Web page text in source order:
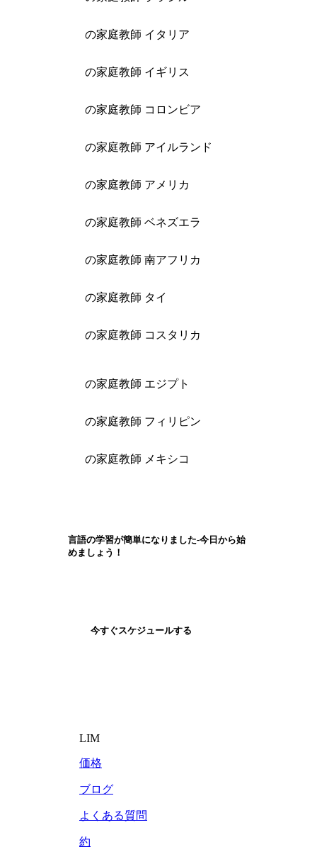
の家庭教師 イタリア
の家庭教師 イギリス
の家庭教師 コロンビア
の家庭教師 アイルランド
の家庭教師 アメリカ
の家庭教師 ベネズエラ
の家庭教師 南アフリカ
の家庭教師 タイ
の家庭教師 コスタリカ
の家庭教師 エジプト
の家庭教師 フィリピン
の家庭教師 メキシコ
言語の学習が簡単になりました-今日から始
めましょう！
今すぐスケジュールする
LIM
価格
ブログ
よくある質問
約